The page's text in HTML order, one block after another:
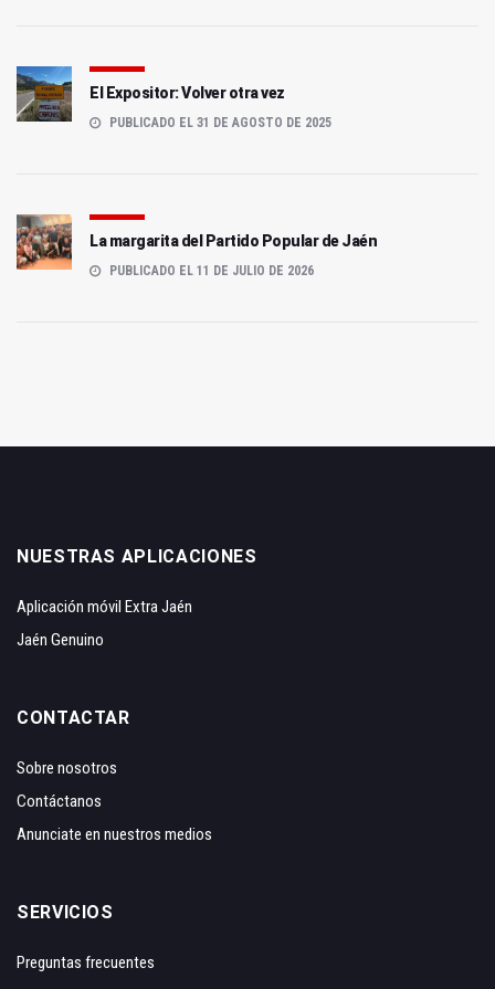
El Expositor: Volver otra vez
PUBLICADO EL 31 DE AGOSTO DE 2025
La margarita del Partido Popular de Jaén
PUBLICADO EL 11 DE JULIO DE 2026
NUESTRAS APLICACIONES
Aplicación móvil Extra Jaén
Jaén Genuino
CONTACTAR
Sobre nosotros
Contáctanos
Anunciate en nuestros medios
SERVICIOS
Preguntas frecuentes